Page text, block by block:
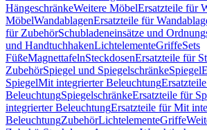
HängeschränkeWeitere MöbelErsatzteile für
MöbelWandablagenErsatzteile für
für ZubehörSchubladeneinsätze und
und HandtuchhakenLichtelementeGriffeSets
FüßeMagnettafelnSteckdosenErsatzteile für
ZubehörSpiegel und SpiegelschränkeSpiegel
SpiegelMit integrierter Beleuchtung
BeleuchtungSpiegelschränkeErsatzteile für
integrierter BeleuchtungErsatzteile für Mit
BeleuchtungZubehörLichtelementeGriffe